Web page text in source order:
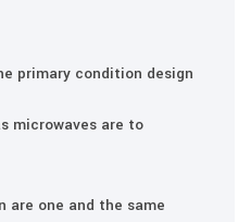
primary condition design
microwaves are to
are one and the same